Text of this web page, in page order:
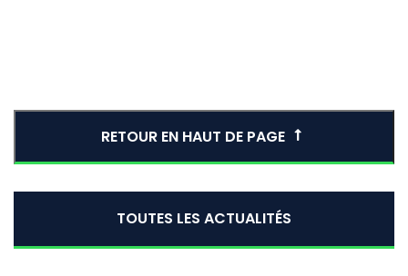
RETOUR EN HAUT DE PAGE
TOUTES LES ACTUALITÉS